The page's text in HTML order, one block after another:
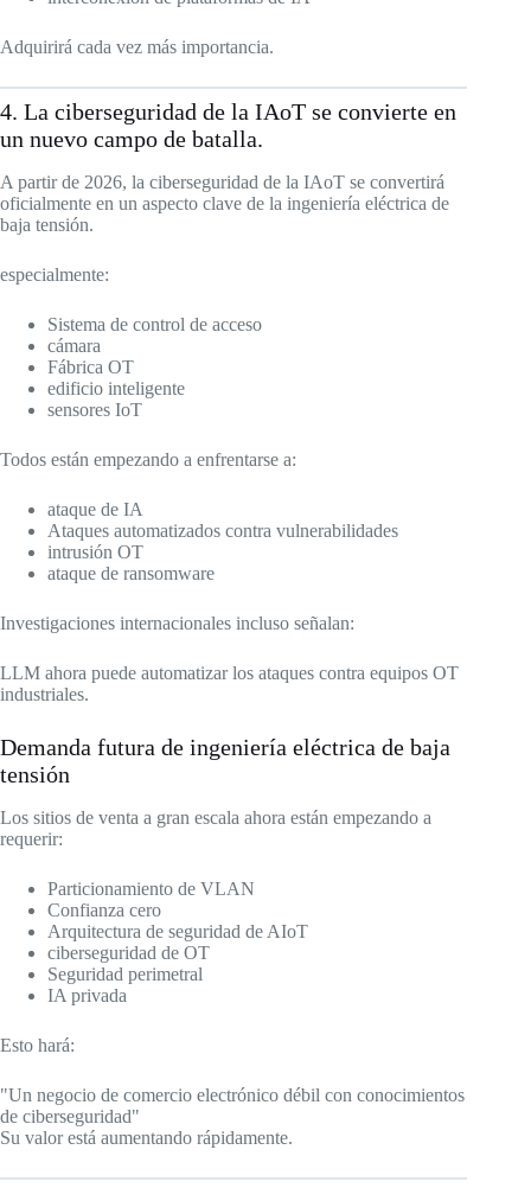
Adquirirá cada vez más importancia.
4. La ciberseguridad de la IAoT se convierte en
un nuevo campo de batalla.
A partir de 2026, la ciberseguridad de la IAoT se convertirá
oficialmente en un aspecto clave de la ingeniería eléctrica de
baja tensión.
especialmente:
Sistema de control de acceso
cámara
Fábrica OT
edificio inteligente
sensores IoT
Todos están empezando a enfrentarse a:
ataque de IA
Ataques automatizados contra vulnerabilidades
intrusión OT
ataque de ransomware
Investigaciones internacionales incluso señalan:
LLM ahora puede automatizar los ataques contra equipos OT
industriales.
Demanda futura de ingeniería eléctrica de baja
tensión
Los sitios de venta a gran escala ahora están empezando a
requerir:
Particionamiento de VLAN
Confianza cero
Arquitectura de seguridad de AIoT
ciberseguridad de OT
Seguridad perimetral
IA privada
Esto hará:
"Un negocio de comercio electrónico débil con conocimientos
de ciberseguridad"
Su valor está aumentando rápidamente.